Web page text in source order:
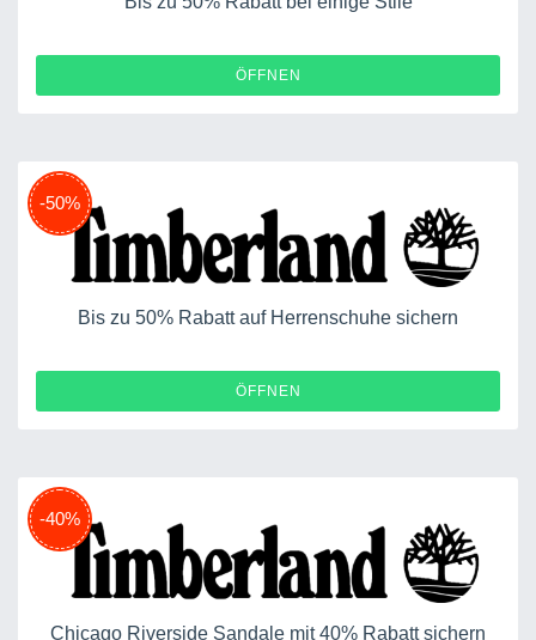
ÖFFNEN
-50%
Bis zu 50% Rabatt auf Herrenschuhe sichern
ÖFFNEN
-40%
Chicago Riverside Sandale mit 40% Rabatt sichern